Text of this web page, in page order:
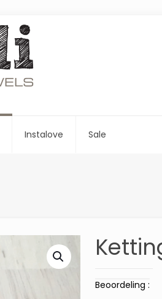
Instalove Sale
Beoordeling :